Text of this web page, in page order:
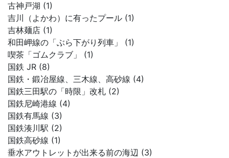
古神戸湖 (1)
吉川（よかわ）に有ったプール (1)
吉林麺店 (1)
和田岬線の「ぶら下がり列車」 (1)
喫茶「ゴムクラブ」 (1)
国鉄 JR (8)
国鉄・鍛冶屋線、三木線、高砂線 (4)
国鉄三田駅の「時限」改札 (2)
国鉄尼崎港線 (4)
国鉄有馬線 (3)
国鉄湊川駅 (2)
国鉄高砂線 (1)
垂水アウトレットが出来る前の海辺 (3)